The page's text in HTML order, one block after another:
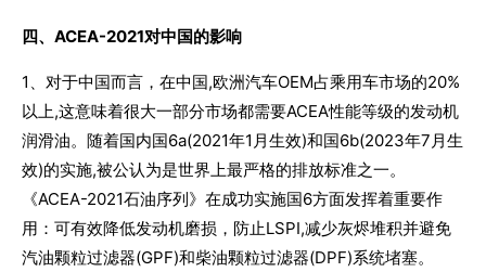
四、ACEA-2021对中国的影响
1、对于中国而言，在中国,欧洲汽车OEM占乘用车市场的20%
以上,这意味着很大一部分市场都需要ACEA性能等级的发动机
润滑油。随着国内国6a(2021年1月生效)和国6b(2023年7月生
效)的实施,被公认为是世界上最严格的排放标准之一。
《ACEA-2021石油序列》在成功实施国6方面发挥着重要作
用：可有效降低发动机磨损，防止LSPI,减少灰烬堆积并避免
汽油颗粒过滤器(GPF)和柴油颗粒过滤器(DPF)系统堵塞。